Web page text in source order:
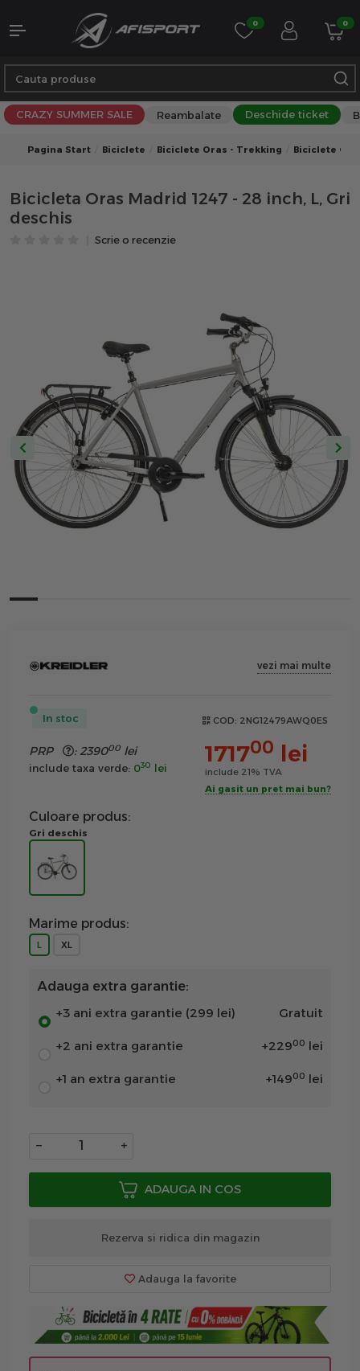
0 0
CRAZY SUMMER SALE Reambalate Deschide ticket
Pagina Start Biciclete Biciclete Oras - Trekking Biciclete
Bicicleta Oras Madrid 1247 - 28 inch, L, Gri
deschis
Scrie o recenzie
vezi mai multe
In stoc COD: 2NG12479AWQ0ES
PRP :239000 lei
include taxa verde: 030 lei
171700 lei
include 21% TVA
Ai gasit un pret mai bun?
Culoare produs:
Gri deschis
Marime produs:
L XL
Adauga extra garantie:
+3 ani extra garantie (299 lei)
Gratuit
+2 ani extra garantie +22900 lei
+1 an extra garantie +14900 lei
− +
ADAUGA IN COS
Rezerva si ridica din magazin
Adauga la favorite